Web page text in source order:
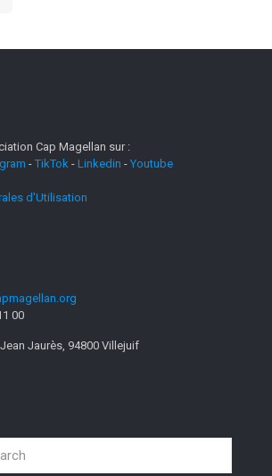
Cap Magellan sur :
-TikTok - Linkedin - Youtube
d'Utilisation
00
Jaurès, 94800 Villejuif